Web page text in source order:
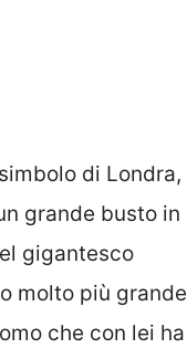
di Londra,
grande busto in
gigantesco
molto più grande
che con lei ha